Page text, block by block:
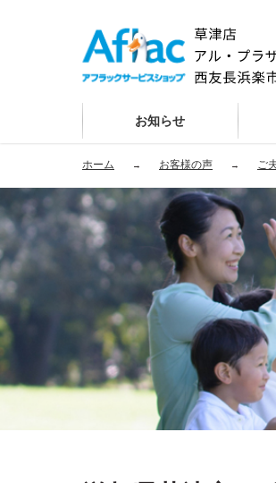
お知らせ
ホーム お客様の声 ご